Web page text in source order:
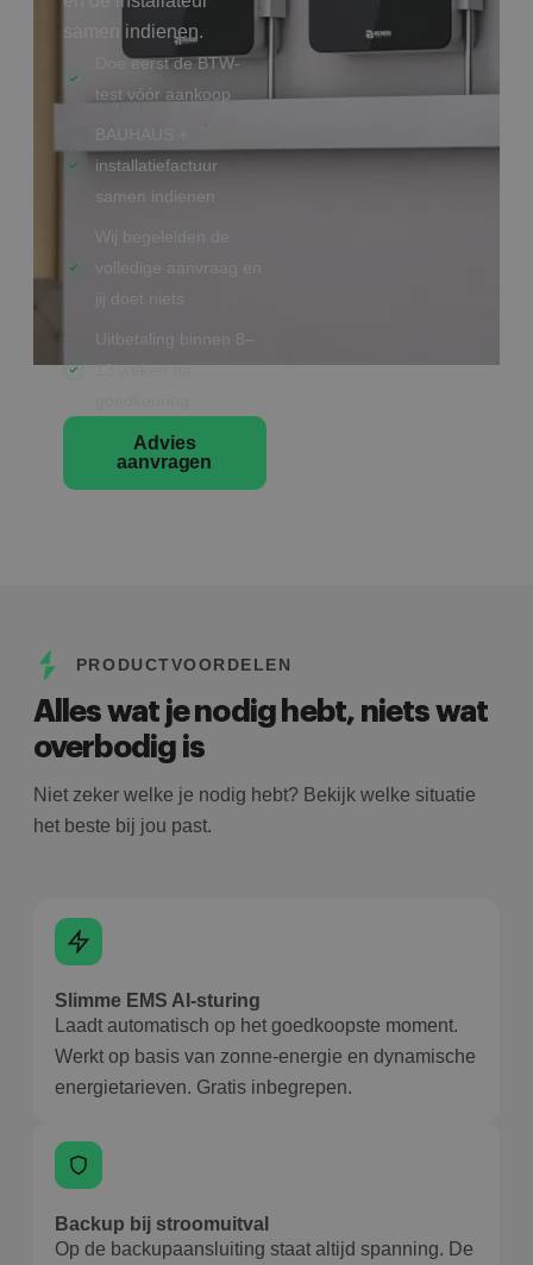
samen indienen.
Doe eerst de BTW-
test vóór aankoop
installatiefactuur
samen indienen
Wij begeleiden de
Uitbetaling binnen 8–
13 weken na
Advies
aanvragen
PRODUCTVOORDELEN
Alles wat je nodig hebt, niets wat
overbodig is
Niet zeker welke je nodig hebt? Bekijk welke situatie
het beste bij jou past.
Slimme EMS AI-sturing
Laadt automatisch op het goedkoopste moment.
Werkt op basis van zonne-energie en dynamische
energietarieven. Gratis inbegrepen.
Backup bij stroomuitval
Op de backupaansluiting staat altijd spanning. De